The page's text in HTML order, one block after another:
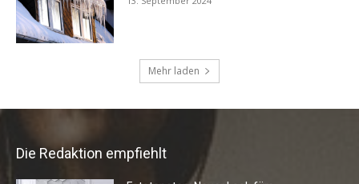
Die Redaktion empfiehlt